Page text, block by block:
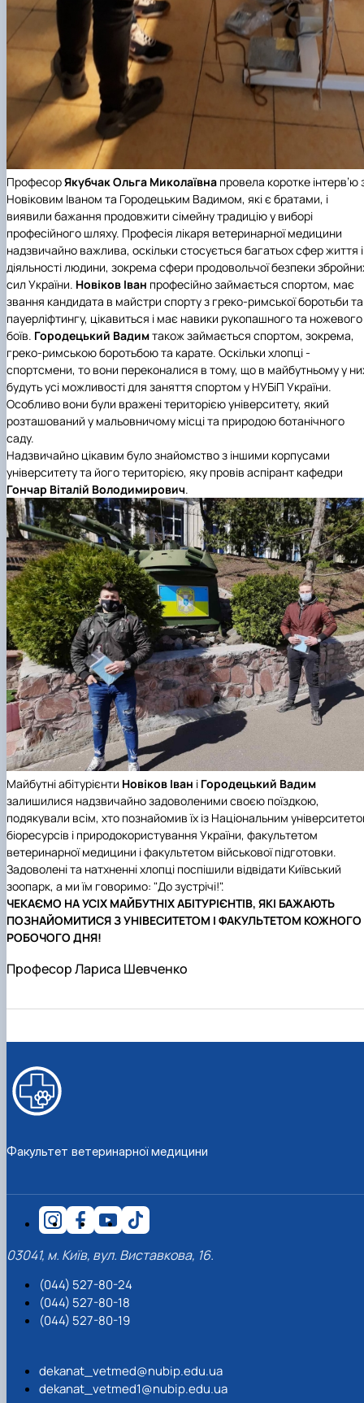
ПрофесорЯкубчак Ольга Миколаївна провела коротке інтерв’ю
Новіковим Іваном та Городецьким Вадимом, які є братами, і
виявили бажання продовжити сімейну традицію у виборі
професійного шляху. Професія лікаря ветеринарної медицини
надзвичайно важлива, оскільки стосується багатьох сфер життя і
діяльності людини, зокрема сфери продовольчої безпеки
сил України. Новіков Іван професійно займається спортом, має
звання кандидата в майстри спорту з греко-римської боротьби та
пауерліфтингу, цікавиться і має навики рукопашного та ножевого
боїв. Городецький Вадимтакож займається спортом, зокрема,
греко-римською боротьбою та карате. Оскільки хлопці -
спортсмени, то вони переконалися в тому, що в майбутньому у
будуть усі можливості для заняття спортом у НУБіП України.
Особливо вони були вражені територією університету, який
розташований у мальовничому місці та природою ботанічного
саду.
Надзвичайно цікавим було знайомство з іншими корпусами
університету та його територією, яку провів аспірант кафедри
Гончар Віталій Володимирович.
Майбутні абітурієнти Новіков Іван і Городецький Вадим
залишилися надзвичайно задоволеними своєю поїздкою,
подякували всім, хто познайомив їх із Національним
біоресурсів і природокористування України, факультетом
ветеринарної медицини і факультетом військової підготовки.
Задоволені та натхненні хлопці поспішили відвідати Київський
зоопарк, а ми їм говоримо: "До зустрічі!".
ЧЕКАЄМО НА УСІХ МАЙБУТНІХ АБІТУРІЄНТІВ, ЯКІ БАЖАЮТЬ
ПОЗНАЙОМИТИСЯ З УНІВЕСИТЕТОМ І ФАКУЛЬТЕТОМ КОЖНОГО
РОБОЧОГО ДНЯ!
Професор Лариса Шевченко
Факультет ветеринарної медицини
03041, м. Київ, вул. Виставкова, 16.
(044) 527-80-24
(044) 527-80-18
(044) 527-80-19
dekanat_vetmed@nubip.edu.ua
dekanat_vetmed1@nubip.edu.ua